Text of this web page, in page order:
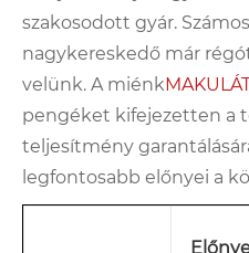
szakosodott gyár.
nagykereskedő már
velünk. A miénk
pengéket kifejezetten a
teljesítmény
legfontosabb előnyei a